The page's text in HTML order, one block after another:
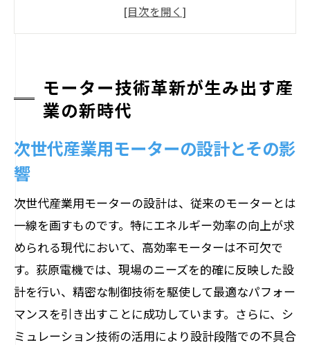
モーター技術革新による生産効率の向上
デジタル化とモーター技術のシナジー
グローバル化が導くモーター技術の標準
化
省エネモーターの導入によるコスト削減
エネルギー効率と生産性の関係性
効率的なモーターへの投資の重要性
持続可能な生産プロセスの実現
効率化が推進する産業の持続可能性
持続可能性を追求するモーターの進化
環境負荷軽減に向けたモーター技術
モーター技術革新が生み出す産
業の新時代
次世代産業用モーターの設計とその影
響
次世代産業用モーターの設計は、従来のモーターとは
一線を画すものです。特にエネルギー効率の向上が求
められる現代において、高効率モーターは不可欠で
す。荻原電機では、現場のニーズを的確に反映した設
計を行い、精密な制御技術を駆使して最適なパフォー
マンスを引き出すことに成功しています。さらに、シ
ミュレーション技術の活用により設計段階での不具合